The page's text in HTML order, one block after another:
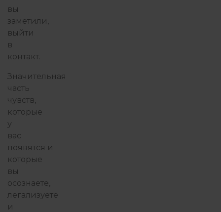
вы
заметили,
выйти
в
контакт.
Значительная
часть
чувств,
которые
у
вас
появятся и
которые
вы
осознаете,
легализуете
и